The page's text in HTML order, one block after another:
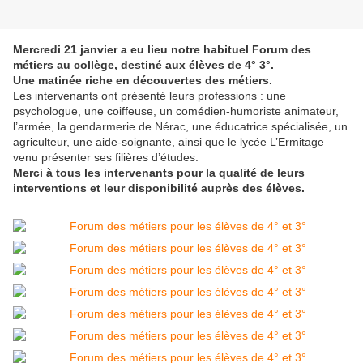
Mercredi 21 janvier a eu lieu notre habituel Forum des
métiers au collège, destiné aux élèves de 4° 3°.
Une matinée riche en découvertes des métiers.
Les intervenants ont présenté leurs professions : une
psychologue, une coiffeuse, un comédien-humoriste animateur,
l’armée, la gendarmerie de Nérac, une éducatrice spécialisée, un
agriculteur, une aide-soignante, ainsi que le lycée L’Ermitage
venu présenter ses filières d’études.
Merci à tous les intervenants pour la qualité de leurs
interventions et leur disponibilité auprès des élèves.